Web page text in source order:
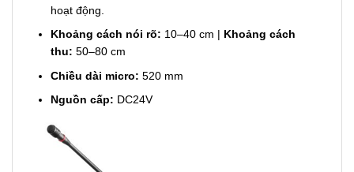
hoạt động.
Khoảng cách nói rõ: 10–40 cm | Khoảng cách
thu: 50–80 cm
Chiều dài micro: 520 mm
Nguồn cấp: DC24V